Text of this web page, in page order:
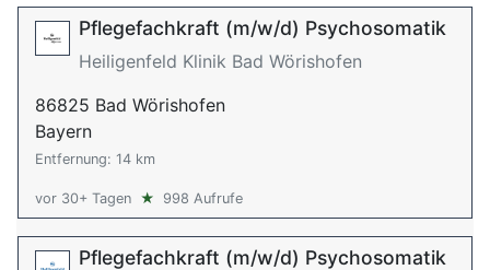
Pflegefachkraft (m/w/d) Psychosomatik
Heiligenfeld Klinik Bad Wörishofen
86825 Bad Wörishofen
Bayern
Entfernung: 14 km
vor 30+ Tagen ★ 998 Aufrufe
Pflegefachkraft (m/w/d) Psychosomatik